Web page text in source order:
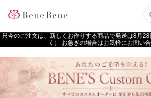
只今のご注文は、新しくお作りする商品で発送は
く） お急ぎの場合はお気軽にお問い